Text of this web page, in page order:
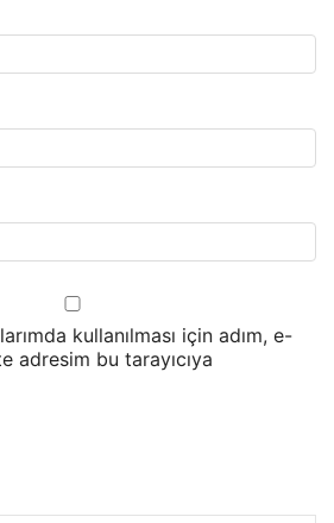
kullanılması için adım, e-
adresim bu tarayıcıya